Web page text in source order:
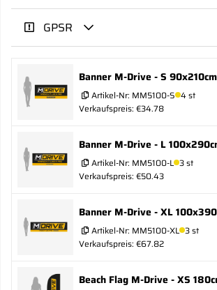
GPSR
Banner M-Drive - S 90x210cm
Artikel-Nr: MM5100-S 4 st
Verkaufspreis: €34.78
Banner M-Drive - L
Artikel-Nr: MM5100-L 3 st
Verkaufspreis: €50.43
Banner M-Drive - XL
Artikel-Nr: MM5100-XL 3 st
Verkaufspreis: €67.82
Beach Flag M-Drive - XS